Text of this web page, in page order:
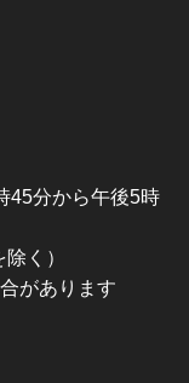
45分から午後5時
く）
があります